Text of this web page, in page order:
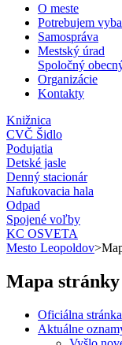
O meste
Potrebujem
Samospráva
Mestský úrad
Spoločný
Organizácie
Kontakty
Knižnica
CVČ Šidlo
Podujatia
Detské jasle
Denný stacionár
Nafukovacia hala
Odpad
Spojené voľby
KC OSVETA
Mesto Leopoldov>
Mapa stránky
Oficiálna
Aktuálne